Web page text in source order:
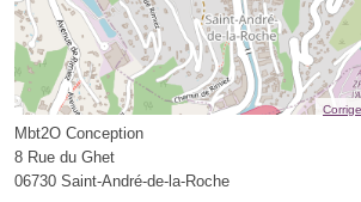
Mbt2O Conception
8 Rue du Ghet
06730 Saint-André-de-la-Roche